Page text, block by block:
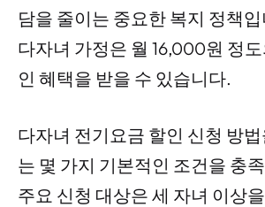
담을 줄이는 중요한 복지 정책
다자녀 가정은 월 16,000원 정
인 혜택을 받을 수 있습니다.
다자녀 전기요금 할인 신청 방
는 몇 가지 기본적인 조건을 충
주요 신청 대상은 세 자녀 이상